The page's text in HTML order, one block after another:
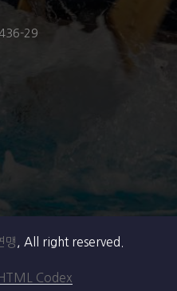
29
맹 , All right reserved.
HTML Codex